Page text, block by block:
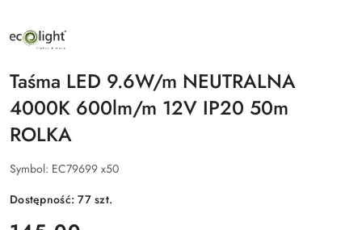
NAZWA
PRODUCENTA:
Taśma LED 9.6W/m NEUTRALNA
4000K 600lm/m 12V IP20 50m
ROLKA
Symbol: EC79699 x50
Dostępność:77szt.